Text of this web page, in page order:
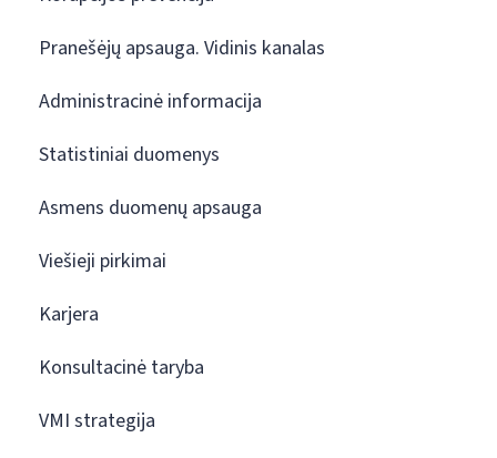
Pranešėjų apsauga. Vidinis kanalas
Administracinė informacija
Statistiniai duomenys
Asmens duomenų apsauga
Viešieji pirkimai
Karjera
Konsultacinė taryba
VMI strategija